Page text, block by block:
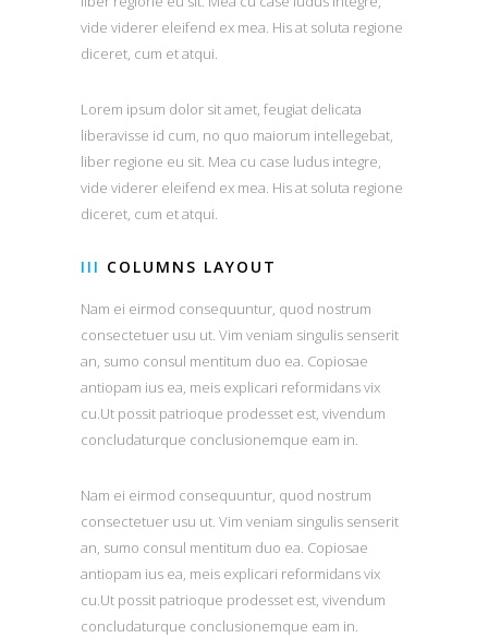
vide viderer eleifend ex mea. His at soluta regione
diceret, cum et atqui.
Lorem ipsum dolor sit amet, feugiat delicata
liberavisse id cum, no quo maiorum intellegebat,
liber regione eu sit. Mea cu case ludus integre,
vide viderer eleifend ex mea. His at soluta regione
diceret, cum et atqui.
III COLUMNS LAYOUT
Nam ei eirmod consequuntur, quod nostrum
consectetuer usu ut. Vim veniam singulis senserit
an, sumo consul mentitum duo ea. Copiosae
antiopam ius ea, meis explicari reformidans vix
cu.Ut possit patrioque prodesset est, vivendum
concludaturque conclusionemque eam in.
Nam ei eirmod consequuntur, quod nostrum
consectetuer usu ut. Vim veniam singulis senserit
an, sumo consul mentitum duo ea. Copiosae
antiopam ius ea, meis explicari reformidans vix
cu.Ut possit patrioque prodesset est, vivendum
concludaturque conclusionemque eam in.